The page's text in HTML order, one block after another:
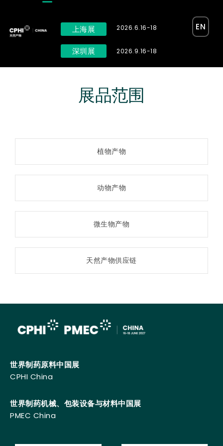
上海展
深圳展
2026.6.16-18
2026.9.16-18
EN
展品范围
植物产物
动物产物
微生物产物
天然产物供应链
世界制药原料中国展
CPHI China
世界制药机械、包装设备与材料中国展
PMEC China